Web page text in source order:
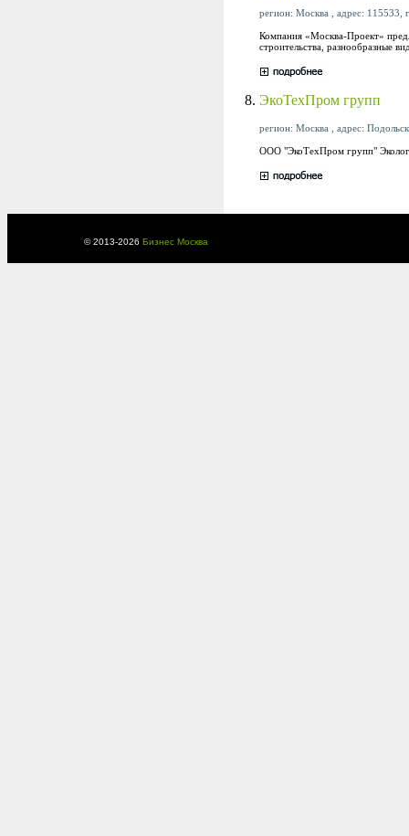
регион: Москва , адрес:
Компания «Москва-Проект»
строительства, разнообразные
8. ЭкоТехПром групп
регион: Москва , адрес:
ООО "ЭкоТехПром групп"
© 2013-2026 Бизнес Москва